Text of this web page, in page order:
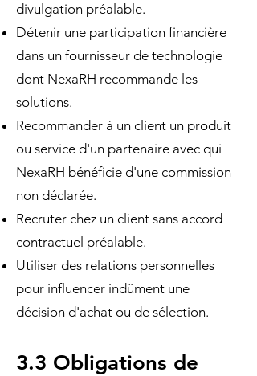
divulgation préalable.
Détenir une participation financière
dans un fournisseur de technologie
dont NexaRH recommande les
solutions.
Recommander à un client un produit
ou service d'un partenaire avec qui
NexaRH bénéficie d'une commission
non déclarée.
Recruter chez un client sans accord
contractuel préalable.
Utiliser des relations personnelles
pour influencer indûment une
décision d'achat ou de sélection.
3.3 Obligations de